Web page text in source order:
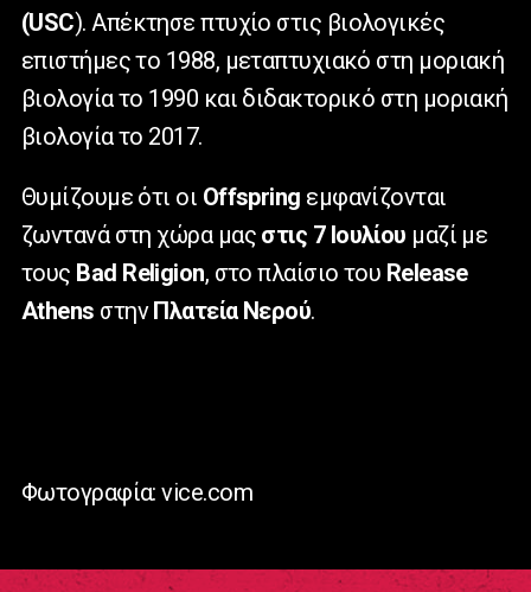
(USC). Απέκτησε πτυχίο στις βιολογικές
επιστήμες το 1988, μεταπτυχιακό στη μοριακή
βιολογία το 1990 και διδακτορικό στη μοριακή
βιολογία το 2017.
Θυμίζουμε ότι οι Offspring εμφανίζονται
ζωντανά στη χώρα μας στις 7 Ιουλίου μαζί με
τους Bad Religion, στο πλαίσιο του Release
Athens στηνΠλατεία Νερού.
Φωτογραφία: vice.com